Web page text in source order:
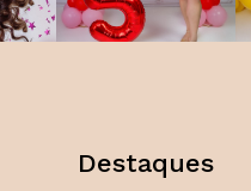
Destaques